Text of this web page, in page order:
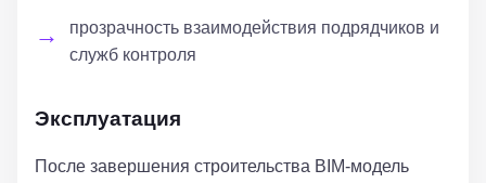
прозрачность взаимодействия подрядчиков и
служб контроля
Эксплуатация
После завершения строительства BIM-модель